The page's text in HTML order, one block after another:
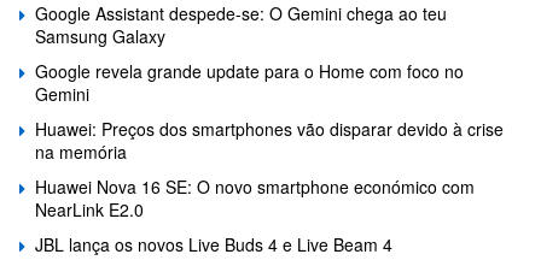
Google Assistant despede-se: O Gemini chega ao teu
Samsung Galaxy
Google revela grande update para o Home com foco no
Gemini
Huawei: Preços dos smartphones vão disparar devido à crise
na memória
Huawei Nova 16 SE: O novo smartphone económico com
NearLink E2.0
JBL lança os novos Live Buds 4 e Live Beam 4